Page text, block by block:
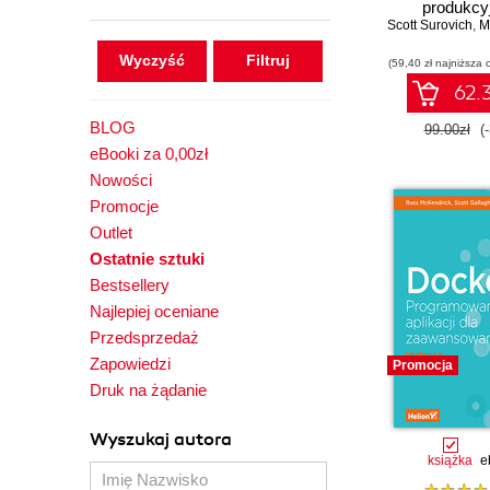
Wyczyść
BLOG
eBooki za 0,00zł
Nowości
Promocje
Outlet
Ostatnie sztuki
Bestsellery
Najlepiej oceniane
Przedsprzedaż
Zapowiedzi
Druk na żądanie
Wyszukaj autora
skalowanie
oraz jej
Scott Surovich,
(59,40 zł najniższa
99.00zł
Promocja
książka